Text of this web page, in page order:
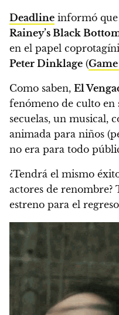
Deadline informó
Rainey’s Black
en el papel
Peter Dinklage (
Como saben, El
fenómeno de culto en
secuelas, un musical,
animada para niños
no era para todo
¿Tendrá el mismo
actores de renombre?
estreno para el